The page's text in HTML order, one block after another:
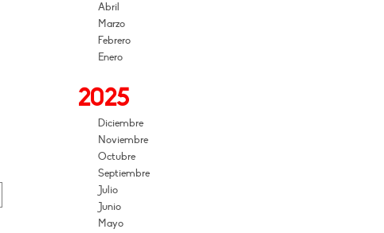
Abril
Marzo
Febrero
Enero
2025
Diciembre
Noviembre
Octubre
Septiembre
Julio
Junio
Mayo